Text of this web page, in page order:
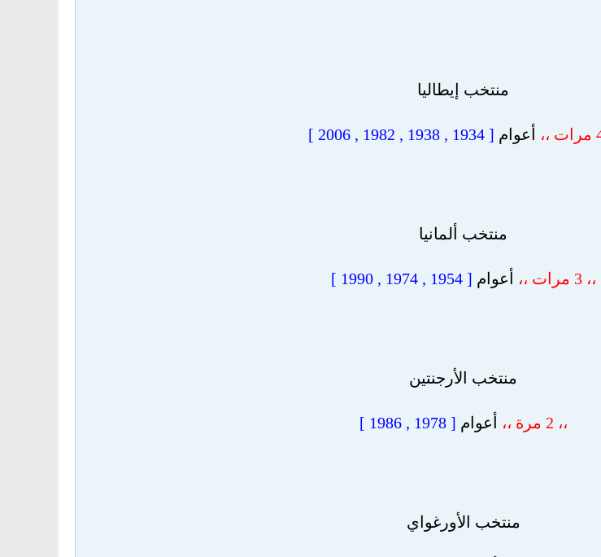
منتخب إيطاليا
أعوام [ 1934 , 1938 , 1982 , 2006 ]
منتخب ألمانيا
،، 3 مرات ،، أعوام [ 1954 , 1974 , 1990 ]
منتخب الأرجنتين
،، 2 مرة ،، أعوام [ 1978 , 1986 ]
منتخب الأورغواي